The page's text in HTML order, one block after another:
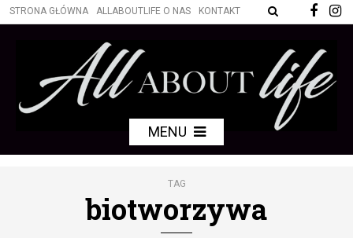
STRONA GŁÓWNA ALLABOUTLIFE O NAS KONTAKT
MENU
TAG
biotworzywa